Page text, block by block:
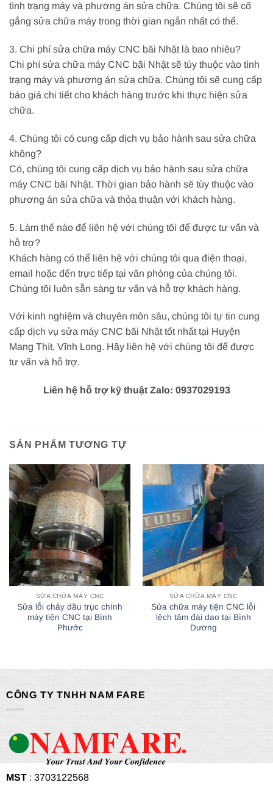
tình trạng máy và phương án sửa chữa. Chúng tôi sẽ cố
gắng sửa chữa máy trong thời gian ngắn nhất có thể.
3. Chi phí sửa chữa máy CNC bãi Nhật là bao nhiêu?
Chi phí sửa chữa máy CNC bãi Nhật sẽ tùy thuộc vào tình
trạng máy và phương án sửa chữa. Chúng tôi sẽ cung cấp
báo giá chi tiết cho khách hàng trước khi thực hiện sửa
chữa.
4. Chúng tôi có cung cấp dịch vụ bảo hành sau sửa chữa
không?
Có, chúng tôi cung cấp dịch vụ bảo hành sau sửa chữa
máy CNC bãi Nhật. Thời gian bảo hành sẽ tùy thuộc vào
phương án sửa chữa và thỏa thuận với khách hàng.
5. Làm thế nào để liên hệ với chúng tôi để được tư vấn và
hỗ trợ?
Khách hàng có thể liên hệ với chúng tôi qua điện thoại,
email hoặc đến trực tiếp tại văn phòng của chúng tôi.
Chúng tôi luôn sẵn sàng tư vấn và hỗ trợ khách hàng.
Với kinh nghiệm và chuyên môn sâu, chúng tôi tự tin cung
cấp dịch vụ sửa máy CNC bãi Nhật tốt nhất tại Huyện
Mang Thít, Vĩnh Long. Hãy liên hệ với chúng tôi để được
tư vấn và hỗ trợ.
Liên hệ hỗ trợ kỹ thuật Zalo: 0937029193
SẢN PHẨM TƯƠNG TỰ
SỬA CHỮA MÁY CNC
Sửa lỗi chảy dầu trục chính
máy tiện CNC tại Bình
Phước
SỬA CHỮA MÁY CNC
Sửa chữa máy tiện CNC lỗi
lệch tâm đài dao tại Bình
Dương
CÔNG TY TNHH NAM FARE
MST: 3703122568